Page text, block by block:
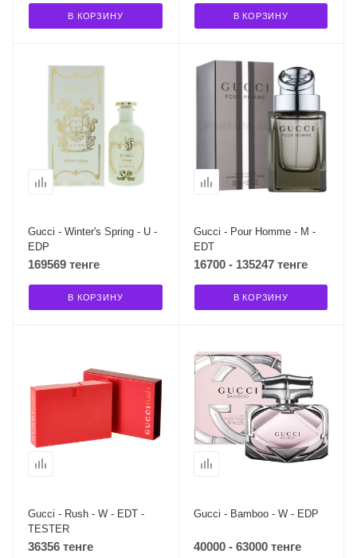
В КОРЗИНУ В КОРЗИНУ
Gucci - Winter's Spring - U -
EDP
169569 тенге
В КОРЗИНУ
Gucci - Pour Homme - M -
EDT
16700 - 135247 тенге
В КОРЗИНУ
Gucci - Rush - W - EDT -
TESTER
36356 тенге
Gucci - Bamboo - W - EDP
40000 - 63000 тенге